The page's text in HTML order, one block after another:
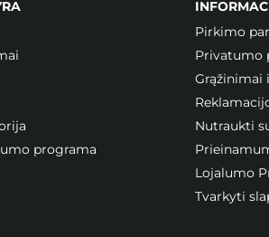
programa
Pirkimo
Privatumo
Grąžinimai
Nutraukti
Lojalumo
Tvarkyti